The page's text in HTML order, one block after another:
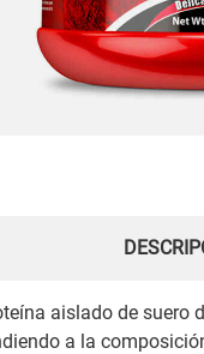
aislado de suero
a la